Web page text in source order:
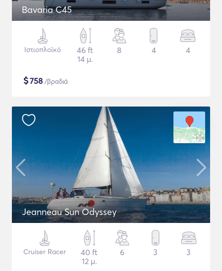
Bavaria C45
Ιστιοπλοϊκό
46 ft
14 μ.
8 4 4
$758 /βραδιά
Jeanneau Sun Odyssey
Cruiser Racer
40 ft
12 μ.
6 3 3